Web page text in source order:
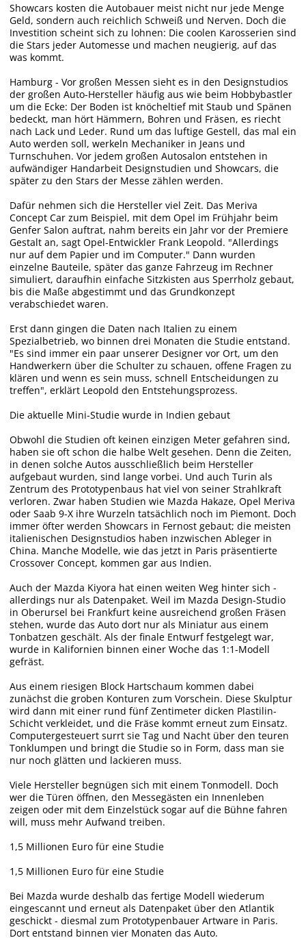
Showcars kosten die Autobauer meist nicht nur jede Menge
Geld, sondern auch reichlich Schweiß und Nerven. Doch die
Investition scheint sich zu lohnen: Die coolen Karosserien sind
die Stars jeder Automesse und machen neugierig, auf das
was kommt.
Hamburg - Vor großen Messen sieht es in den Designstudios
der großen Auto-Hersteller häufig aus wie beim Hobbybastler
um die Ecke: Der Boden ist knöcheltief mit Staub und Spänen
bedeckt, man hört Hämmern, Bohren und Fräsen, es riecht
nach Lack und Leder. Rund um das luftige Gestell, das mal ein
Auto werden soll, werkeln Mechaniker in Jeans und
Turnschuhen. Vor jedem großen Autosalon entstehen in
aufwändiger Handarbeit Designstudien und Showcars, die
später zu den Stars der Messe zählen werden.
Dafür nehmen sich die Hersteller viel Zeit. Das Meriva
Concept Car zum Beispiel, mit dem Opel im Frühjahr beim
Genfer Salon auftrat, nahm bereits ein Jahr vor der Premiere
Gestalt an, sagt Opel-Entwickler Frank Leopold. "Allerdings
nur auf dem Papier und im Computer." Dann wurden
einzelne Bauteile, später das ganze Fahrzeug im Rechner
simuliert, daraufhin einfache Sitzkisten aus Sperrholz gebaut,
bis die Maße abgestimmt und das Grundkonzept
verabschiedet waren.
Erst dann gingen die Daten nach Italien zu einem
Spezialbetrieb, wo binnen drei Monaten die Studie entstand.
"Es sind immer ein paar unserer Designer vor Ort, um den
Handwerkern über die Schulter zu schauen, offene Fragen zu
klären und wenn es sein muss, schnell Entscheidungen zu
treffen", erklärt Leopold den Entstehungsprozess.
Die aktuelle Mini-Studie wurde in Indien gebaut
Obwohl die Studien oft keinen einzigen Meter gefahren sind,
haben sie oft schon die halbe Welt gesehen. Denn die Zeiten,
in denen solche Autos ausschließlich beim Hersteller
aufgebaut wurden, sind lange vorbei. Und auch Turin als
Zentrum des Prototypenbaus hat viel von seiner Strahlkraft
verloren. Zwar haben Studien wie Mazda Hakaze, Opel Meriva
oder Saab 9-X ihre Wurzeln tatsächlich noch im Piemont. Doch
immer öfter werden Showcars in Fernost gebaut; die meisten
italienischen Designstudios haben inzwischen Ableger in
China. Manche Modelle, wie das jetzt in Paris präsentierte
Crossover Concept, kommen gar aus Indien.
Auch der Mazda Kiyora hat einen weiten Weg hinter sich -
allerdings nur als Datenpaket. Weil im Mazda Design-Studio
in Oberursel bei Frankfurt keine ausreichend großen Fräsen
stehen, wurde das Auto dort nur als Miniatur aus einem
Tonbatzen geschält. Als der finale Entwurf festgelegt war,
wurde in Kalifornien binnen einer Woche das 1:1-Modell
gefräst.
Aus einem riesigen Block Hartschaum kommen dabei
zunächst die groben Konturen zum Vorschein. Diese Skulptur
wird dann mit einer rund fünf Zentimeter dicken Plastilin-
Schicht verkleidet, und die Fräse kommt erneut zum Einsatz.
Computergesteuert surrt sie Tag und Nacht über den teuren
Tonklumpen und bringt die Studie so in Form, dass man sie
nur noch glätten und lackieren muss.
Viele Hersteller begnügen sich mit einem Tonmodell. Doch
wer die Türen öffnen, den Messegästen ein Innenleben
zeigen oder mit dem Einzelstück sogar auf die Bühne fahren
will, muss mehr Aufwand treiben.
1,5 Millionen Euro für eine Studie
1,5 Millionen Euro für eine Studie
Bei Mazda wurde deshalb das fertige Modell wiederum
eingescannt und erneut als Datenpaket über den Atlantik
geschickt - diesmal zum Prototypenbauer Artware in Paris.
Dort entstand binnen vier Monaten das Auto.